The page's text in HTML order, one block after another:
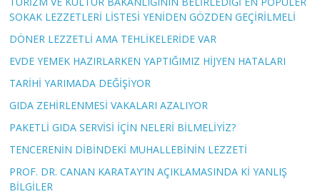
SOKAK LEZZETLERİ LİSTESİ YENİDEN GÖZDEN GEÇİRİLMELİ
DÖNER LEZZETLİ AMA TEHLİKELERİDE VAR
EVDE YEMEK HAZIRLARKEN YAPTIĞIMIZ HİJYEN HATALARI
TARİHİ YARIMADA DEĞİŞİYOR
GIDA ZEHİRLENMESİ VAKALARI AZALIYOR
PAKETLİ GIDA SERVİSİ İÇİN NELERİ BİLMELİYİZ?
TENCERENİN DİBİNDEKİ MUHALLEBİNİN LEZZETİ
PROF. DR. CANAN KARATAY’IN AÇIKLAMASINDA Kİ YANLIŞ
BİLGİLER